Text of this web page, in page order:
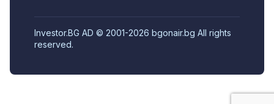
Investor.BG AD © 2001-2026 bgonair.bg All rights
reserved.